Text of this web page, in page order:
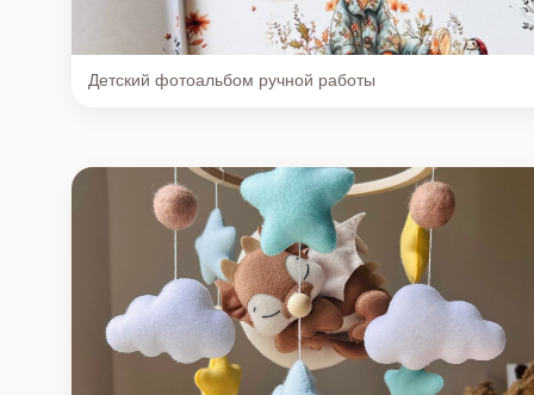
Детский фотоальбом ручной работы